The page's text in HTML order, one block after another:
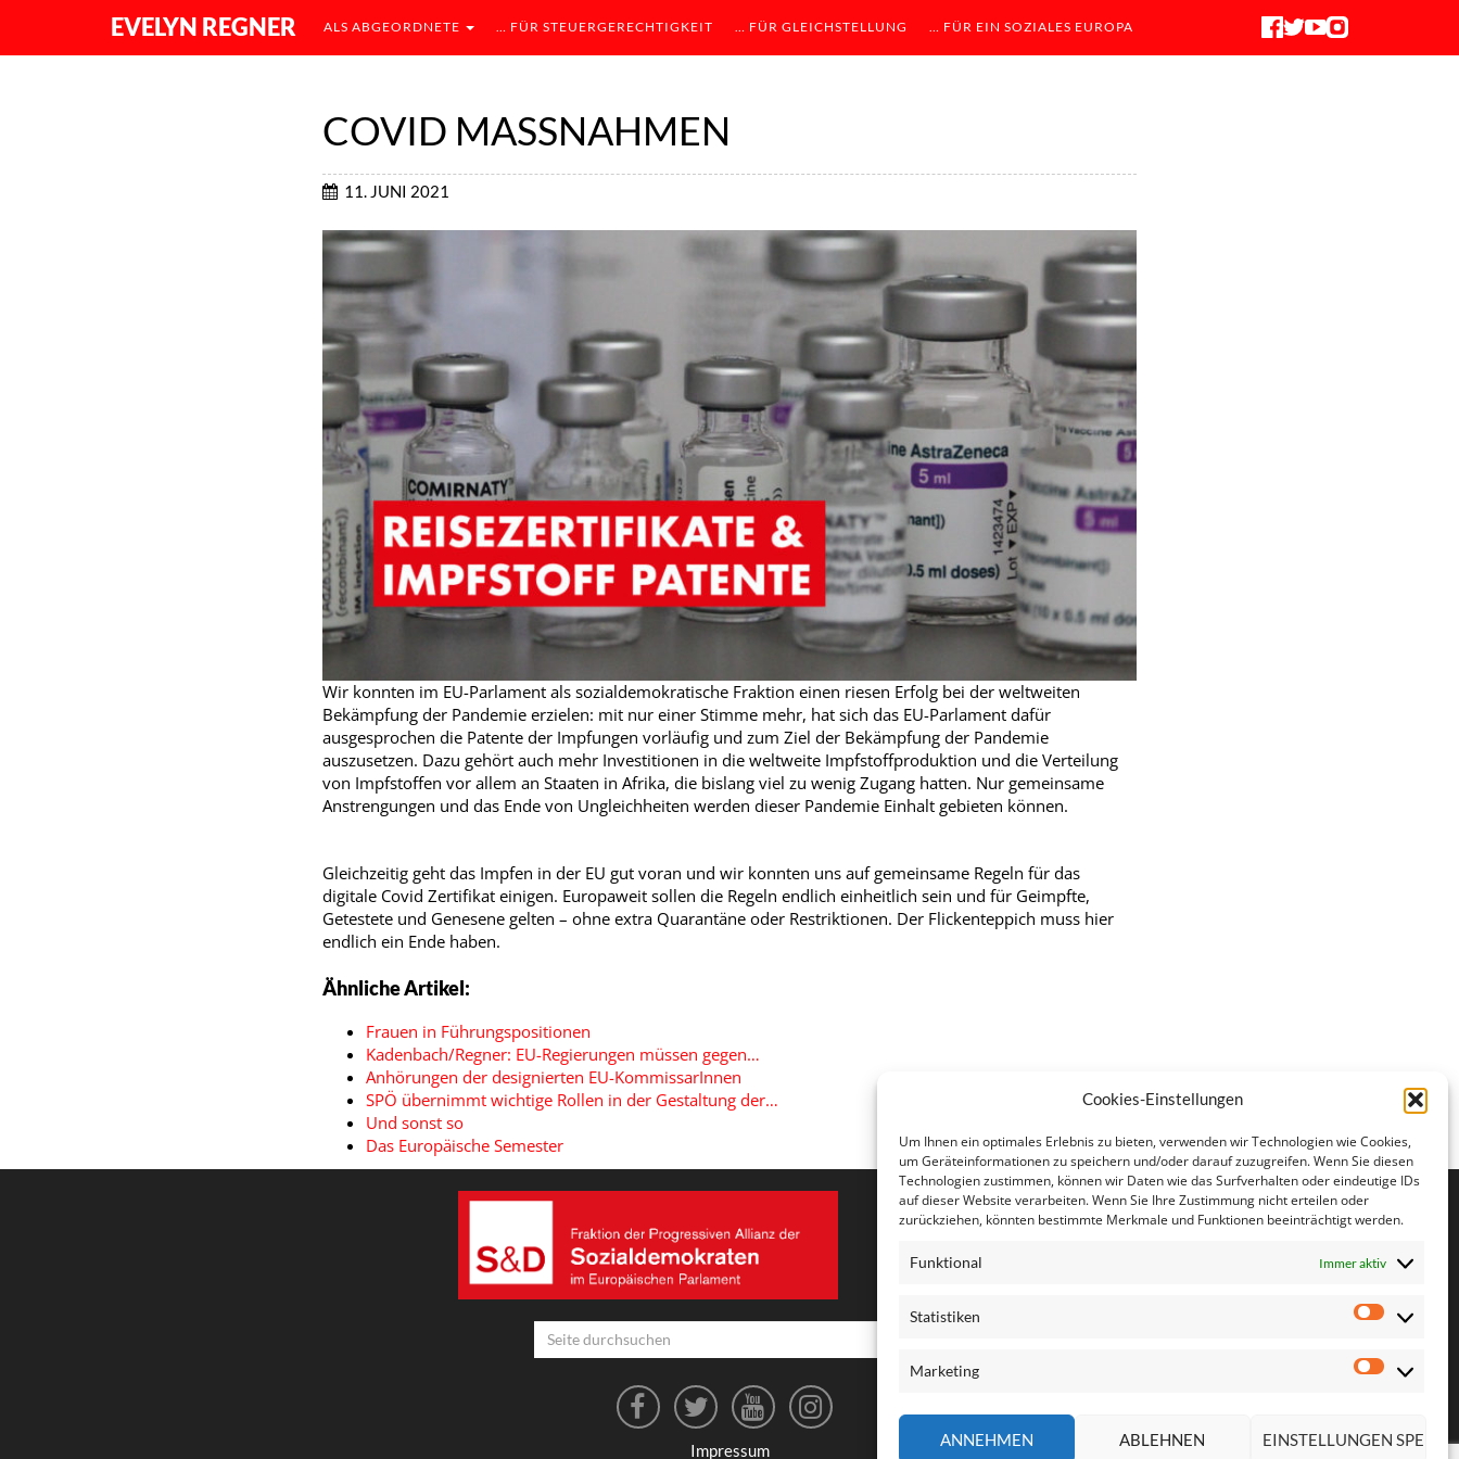
Cookies-Einstellungen
Um Ihnen ein optimales Erlebnis zu bieten, verwenden wir Technologien wie Cookies,
um Geräteinformationen zu speichern und/oder darauf zuzugreifen. Wenn Sie diesen
Technologien zustimmen, können wir Daten wie das Surfverhalten oder eindeutige IDs
auf dieser Website verarbeiten. Wenn Sie Ihre Zustimmung nicht erteilen oder
zurückziehen, könnten bestimmte Merkmale und Funktionen beeinträchtigt werden.
Funktional Immer aktiv
Statistiken
Marketing
ANNEHMEN ABLEHNEN EINSTELLUNGEN
EVELYN REGNER ALS ABGEORDNETE … FÜR STEUERGERECHTIGKEIT … FÜR GLEICHSTELLUNG … FÜR EIN SOZIALES EUROPA
COVID MASSNAHMEN
11. JUNI 2021
Wir konnten im EU-Parlament als sozialdemokratische Fraktion einen riesen Erfolg bei der weltweiten
Bekämpfung der Pandemie erzielen: mit nur einer Stimme mehr, hat sich das EU-Parlament dafür
ausgesprochen die Patente der Impfungen vorläufig und zum Ziel der Bekämpfung der Pandemie
auszusetzen. Dazu gehört auch mehr Investitionen in die weltweite Impfstoffproduktion und die Verteilung
von Impfstoffen vor allem an Staaten in Afrika, die bislang viel zu wenig Zugang hatten. Nur gemeinsame
Anstrengungen und das Ende von Ungleichheiten werden dieser Pandemie Einhalt gebieten können.
Gleichzeitig geht das Impfen in der EU gut voran und wir konnten uns auf gemeinsame Regeln für das
digitale Covid Zertifikat einigen. Europaweit sollen die Regeln endlich einheitlich sein und für Geimpfte,
Getestete und Genesene gelten – ohne extra Quarantäne oder Restriktionen. Der Flickenteppich muss hier
endlich ein Ende haben.
Ähnliche Artikel:
Frauen in Führungspositionen
Kadenbach/Regner: EU-Regierungen müssen gegen…
Anhörungen der designierten EU-KommissarInnen
SPÖ übernimmt wichtige Rollen in der Gestaltung der…
Und sonst so
Das Europäische Semester
Seite
durchsuchen
Impressum